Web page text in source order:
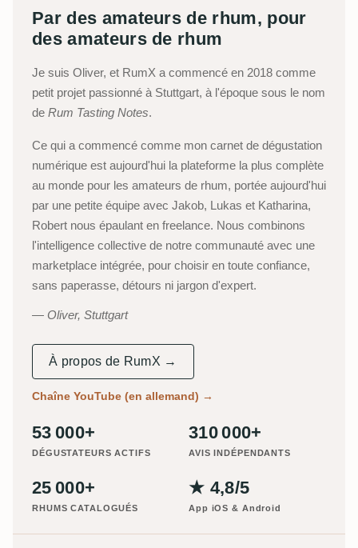
Par des amateurs de rhum, pour
des amateurs de rhum
Je suis Oliver, et RumX a commencé en 2018 comme
petit projet passionné à Stuttgart, à l'époque sous le nom
de Rum Tasting Notes.
Ce qui a commencé comme mon carnet de dégustation
numérique est aujourd'hui la plateforme la plus complète
au monde pour les amateurs de rhum, portée aujourd'hui
par une petite équipe avec Jakob, Lukas et Katharina,
Robert nous épaulant en freelance. Nous combinons
l'intelligence collective de notre communauté avec une
marketplace intégrée, pour choisir en toute confiance,
sans paperasse, détours ni jargon d'expert.
Oliver, Stuttgart
À propos de RumX →
Chaîne YouTube (en allemand) →
53 000+
DÉGUSTATEURS ACTIFS
310 000+
AVIS INDÉPENDANTS
25 000+
RHUMS CATALOGUÉS
★ 4,8/5
App iOS & Android